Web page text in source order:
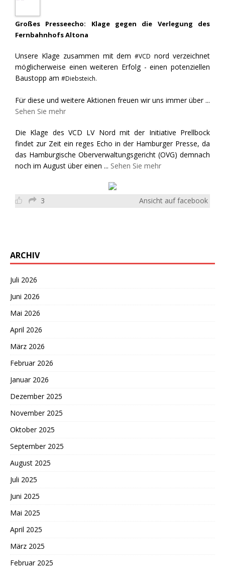
Großes Presseecho: Klage gegen die Verlegung des
Fernbahnhofs Altona
Unsere Klage zusammen mit dem#VCD nord verzeichnet
möglicherweise einen weiteren Erfolg - einen potenziellen
Baustopp am #Diebsteich.
Für diese und weitere Aktionen freuen wir uns immer über...
Sehen Sie mehr
Die Klage des VCD LV Nord mit der Initiative Prellbock
findet zur Zeit ein reges Echo in der Hamburger Presse, da
das Hamburgische Oberverwaltungsgericht (OVG) demnach
noch im August über einen ... Sehen Sie mehr
3 Ansicht auf facebook
ARCHIV
Juli 2026
Juni 2026
Mai 2026
April 2026
März 2026
Februar 2026
Januar 2026
Dezember 2025
November 2025
Oktober 2025
September 2025
August 2025
Juli 2025
Juni 2025
Mai 2025
April 2025
März 2025
Februar 2025